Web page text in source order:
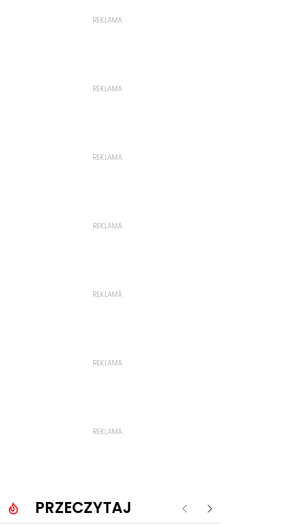
REKLAMA
REKLAMA
REKLAMA
REKLAMA
REKLAMA
REKLAMA
REKLAMA
PRZECZYTAJ Poprzednie
Następne